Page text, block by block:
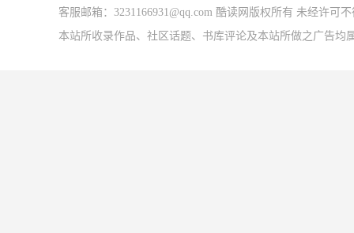
客服邮箱：3231166931@qq.com 酷读网版权所有 未经许可
本站所收录作品、社区话题、书库评论及本站所做之广告均